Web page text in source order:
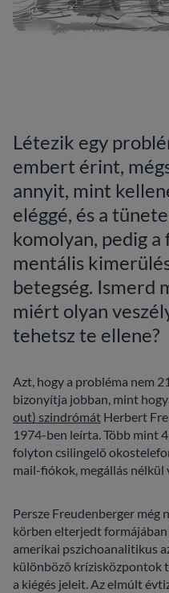
Létezik egy
embert érint,
annyit, mint
eléggé, és a
komolyan, pedig
mentális
betegség. Ismerd
miért olyan
tehetsz te ellene?
Azt, hogy a probléma nem
bizonyítja jobban, mint hogy
out) szindrómát Herbert
1974-ben leírta. Több mint
folyton csilingelő
mail-fiókok, megállás
Persze Freudenberger még
körben elterjedt
amerikai pszichoanalitikus
különböző krízisközpontok
a kiégés jeleit. Az elmúlt